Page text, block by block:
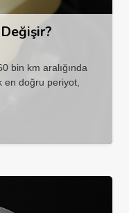
bin km aralığında
en doğru periyot,